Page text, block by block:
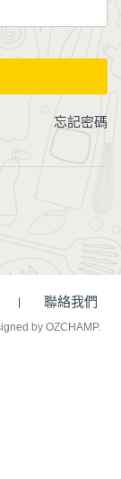
忘記密碼
聯絡我們
by OZCHAMP.